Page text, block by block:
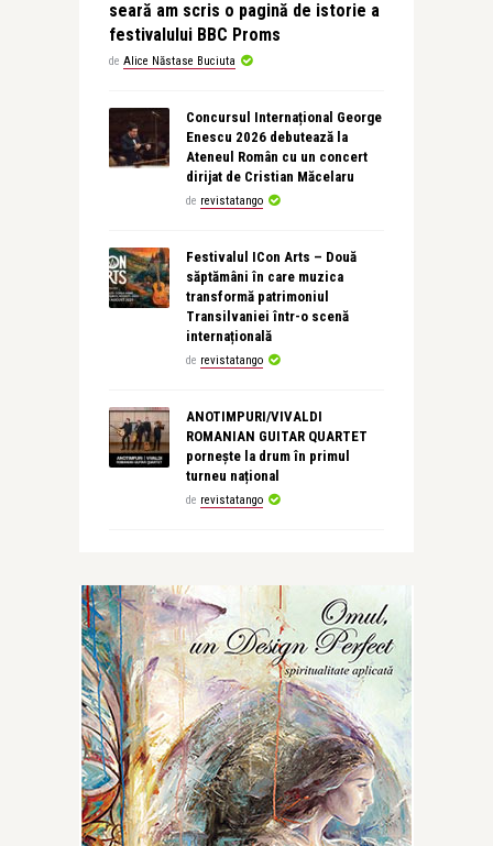
seară am scris o pagină de istorie a
festivalului BBC Proms
de Alice Năstase Buciuta
Concursul Internațional George
Enescu 2026 debutează la
Ateneul Român cu un concert
dirijat de Cristian Măcelaru
de revistatango
Festivalul ICon Arts – Două
săptămâni în care muzica
transformă patrimoniul
Transilvaniei într-o scenă
internațională
de revistatango
ANOTIMPURI/VIVALDI
ROMANIAN GUITAR QUARTET
pornește la drum în primul
turneu național
de revistatango